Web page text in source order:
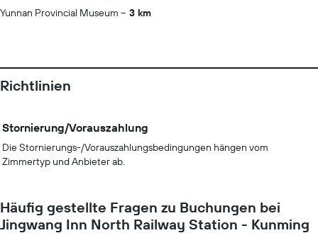
Yunnan Provincial Museum
3 km
Richtlinien
Stornierung/Vorauszahlung
Die Stornierungs-/Vorauszahlungsbedingungen hängen vom
Zimmertyp und Anbieter ab.
Häufig gestellte Fragen zu Buchungen bei
Jingwang Inn North Railway Station - Kunming